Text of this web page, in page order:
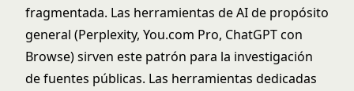
fragmentada. Las herramientas de AI de propósito
general (Perplexity, You.com Pro, ChatGPT con
Browse) sirven este patrón para la investigación
de fuentes públicas. Las herramientas dedicadas